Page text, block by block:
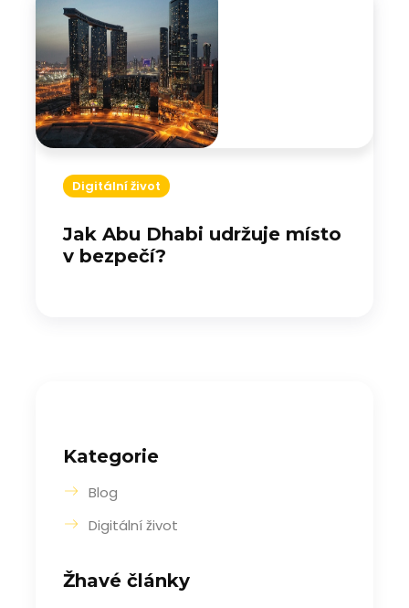
Digitální život
Jak Abu Dhabi udržuje místo
v bezpečí?
Kategorie
Blog
Digitální život
Žhavé články